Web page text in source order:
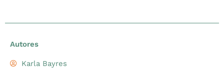
Autores
Karla Bayres